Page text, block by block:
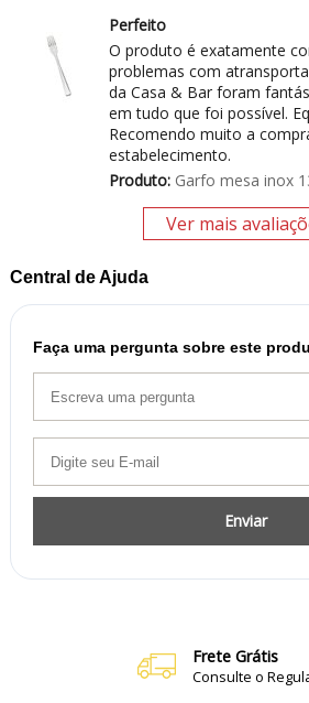
Perfeito
O produto é exatamente
problemas com
da Casa & Bar foram
em tudo que foi possível.
Recomendo muito a
estabelecimento.
Produto:Garfo mesa inox
Ver mais
Central de Ajuda
Faça uma pergunta sobre este
Enviar
Frete Grátis
Consulte o